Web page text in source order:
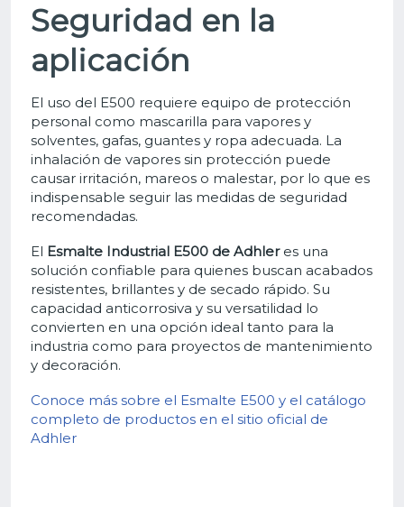
Seguridad en la
aplicación
El uso del E500 requiere equipo de protección
personal como mascarilla para vapores y
solventes, gafas, guantes y ropa adecuada. La
inhalación de vapores sin protección puede
causar irritación, mareos o malestar, por lo que es
indispensable seguir las medidas de seguridad
recomendadas.
El Esmalte Industrial E500 de Adhleres una
solución confiable para quienes buscan acabados
resistentes, brillantes y de secado rápido. Su
capacidad anticorrosiva y su versatilidad lo
convierten en una opción ideal tanto para la
industria como para proyectos de mantenimiento
y decoración.
Conoce más sobre el Esmalte E500 y el catálogo
completo de productos en el sitio oficial de
Adhler